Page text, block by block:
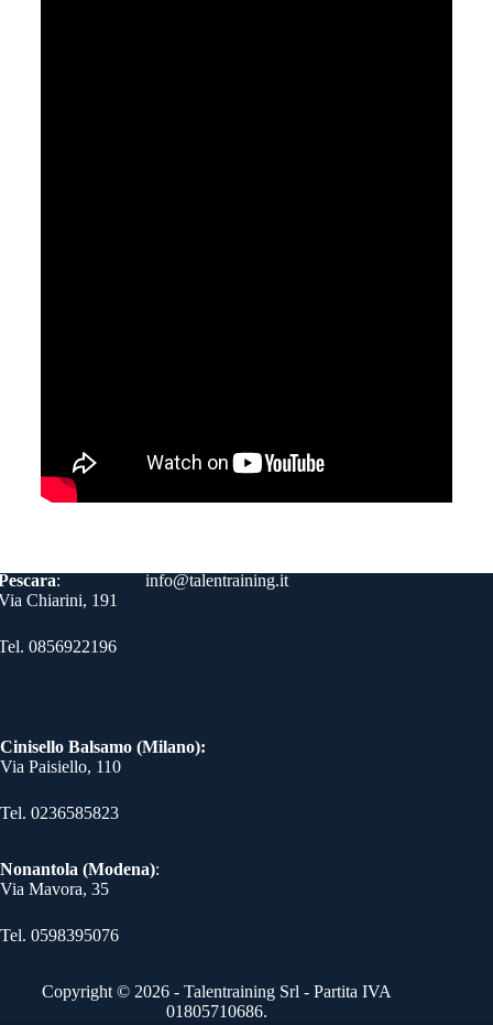
info@talentraining.it
:
Chiarini, 191
0856922196
Cinisello Balsamo (Milano):
Via Paisiello, 110
Tel. 0236585823​
Nonantola (Modena):
Via Mavora, 35
Tel. 0598395076​
Copyright © 2026 - Talentraining Srl - Partita IVA
01805710686.